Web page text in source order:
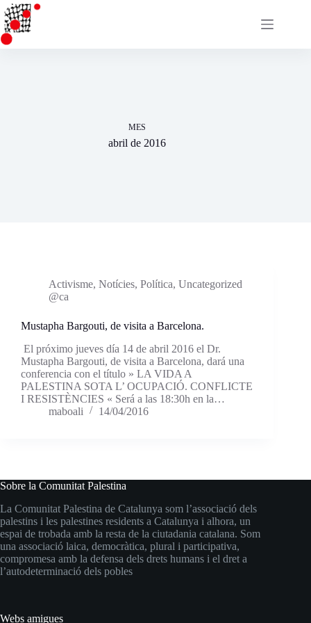
Omet
al
contingut
MES
abril de 2016
Activisme, Notícies, Política, Uncategorized
@ca
Mustapha Bargouti, de visita a Barcelona.
El próximo jueves día 14 de abril 2016 el Dr.
Mustapha Bargouti, de visita a Barcelona, dará una
conferencia con el título » LA VIDA A
PALESTINA SOTA L’ OCUPACIÓ. CONFLICTE
I RESISTÈNCIES « Será a las 18:30h en la…
maboali
14/04/2016
Sobre la Comunitat Palestina
La Comunitat Palestina de Catalunya som l’associació dels
palestins i les palestines residents a Catalunya i alhora, un
espai de trobada amb la resta de la ciutadania catalana. Som
una associació laica, democràtica, plural i participativa,
compromesa amb la defensa dels drets humans i el dret a
l’autodeterminació dels pobles
Webs amigues